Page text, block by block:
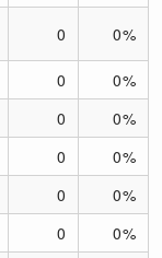
0 0%
0
0%
0
0%
0
0%
0
0%
0
0%